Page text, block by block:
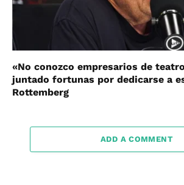
«No conozco empresarios de
juntado fortunas por dedicarse a
Rottemberg
ADD A COMMENT